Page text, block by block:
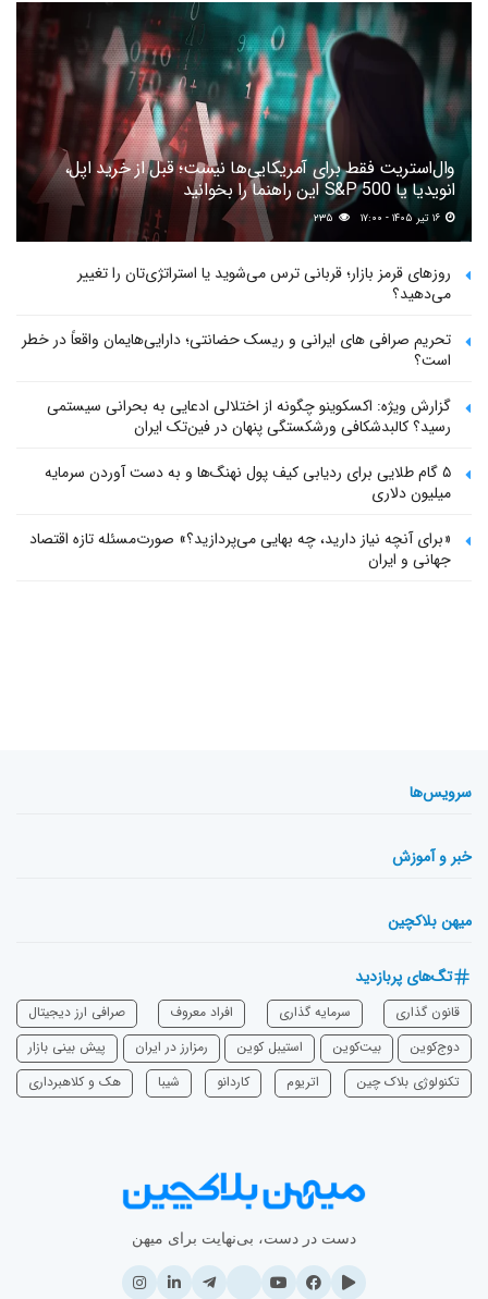
وال‌استریت فقط برای آمریکایی‌ها نیست؛ قبل از خرید اپل،
انویدیا یا S&P 500 این راهنما را بخوانید
۲۳۵
روزهای قرمز بازار؛ قربانی ترس می‌شوید یا استراتژی‌تان را تغییر
می‌دهید؟
تحریم صرافی های ایرانی و ریسک حضانتی؛ دارایی‌هایمان واقعاً در خطر
است؟
گزارش ویژه: اکسکوینو چگونه از اختلالی ادعایی به بحرانی سیستمی
رسید؟ کالبدشکافی ورشکستگی پنهان در فین‌تک ایران
۵ گام طلایی برای ردیابی کیف پول‌ نهنگ‌ها و به دست آوردن سرمایه
میلیون دلاری
«برای آنچه نیاز دارید، چه بهایی می‌پردازید؟» صورت‌مسئله تازه اقتصاد
جهانی و ایران
سرویس‌ها
خبر و آموزش
میهن بلاکچین
تگ‌های پربازدید
قانون گذاری سرمایه‌ گذاری افراد معروف
صرافی ارز دیجیتال
دوج‌کوین
بیت‌کوین استیبل کوین رمزارز در ایران
پیش بینی بازار
تکنولوژی بلاک چین
اتریوم ‌کاردانو شیبا هک و کلاهبرداری
دست در دست، بی‌نهایت برای میهن